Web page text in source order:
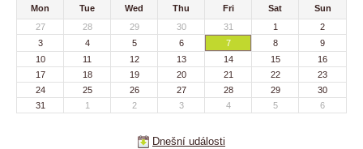
Mon Tue Wed Thu Fri Sat
Sun
27
28 29 30 31 1
2
3
4 5 6 7 8
9
10
11 12 13 14 15
16
17
18 19 20 21 22
23
24
25 26 27 28 29
30
31
1 2 3 4 5 6
Dnešní události